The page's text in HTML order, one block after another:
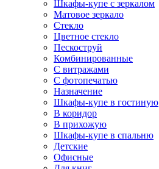
Шкафы-купе с зеркалом
Матовое зеркало
Стекло
Цветное стекло
Пескоструй
Комбинированные
С витражами
С фотопечатью
Назначение
Шкафы-купе в гостиную
В коридор
В прихожую
Шкафы-купе в спальню
Детские
Офисные